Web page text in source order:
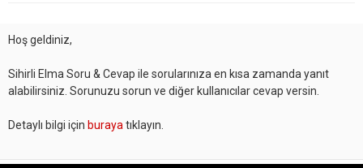
Hoş geldiniz,
Sihirli Elma Soru & Cevap ile sorularınıza en kısa zamanda yanıt
alabilirsiniz. Sorunuzu sorun ve diğer kullanıcılar cevap versin.
Detaylı bilgi için buraya tıklayın.